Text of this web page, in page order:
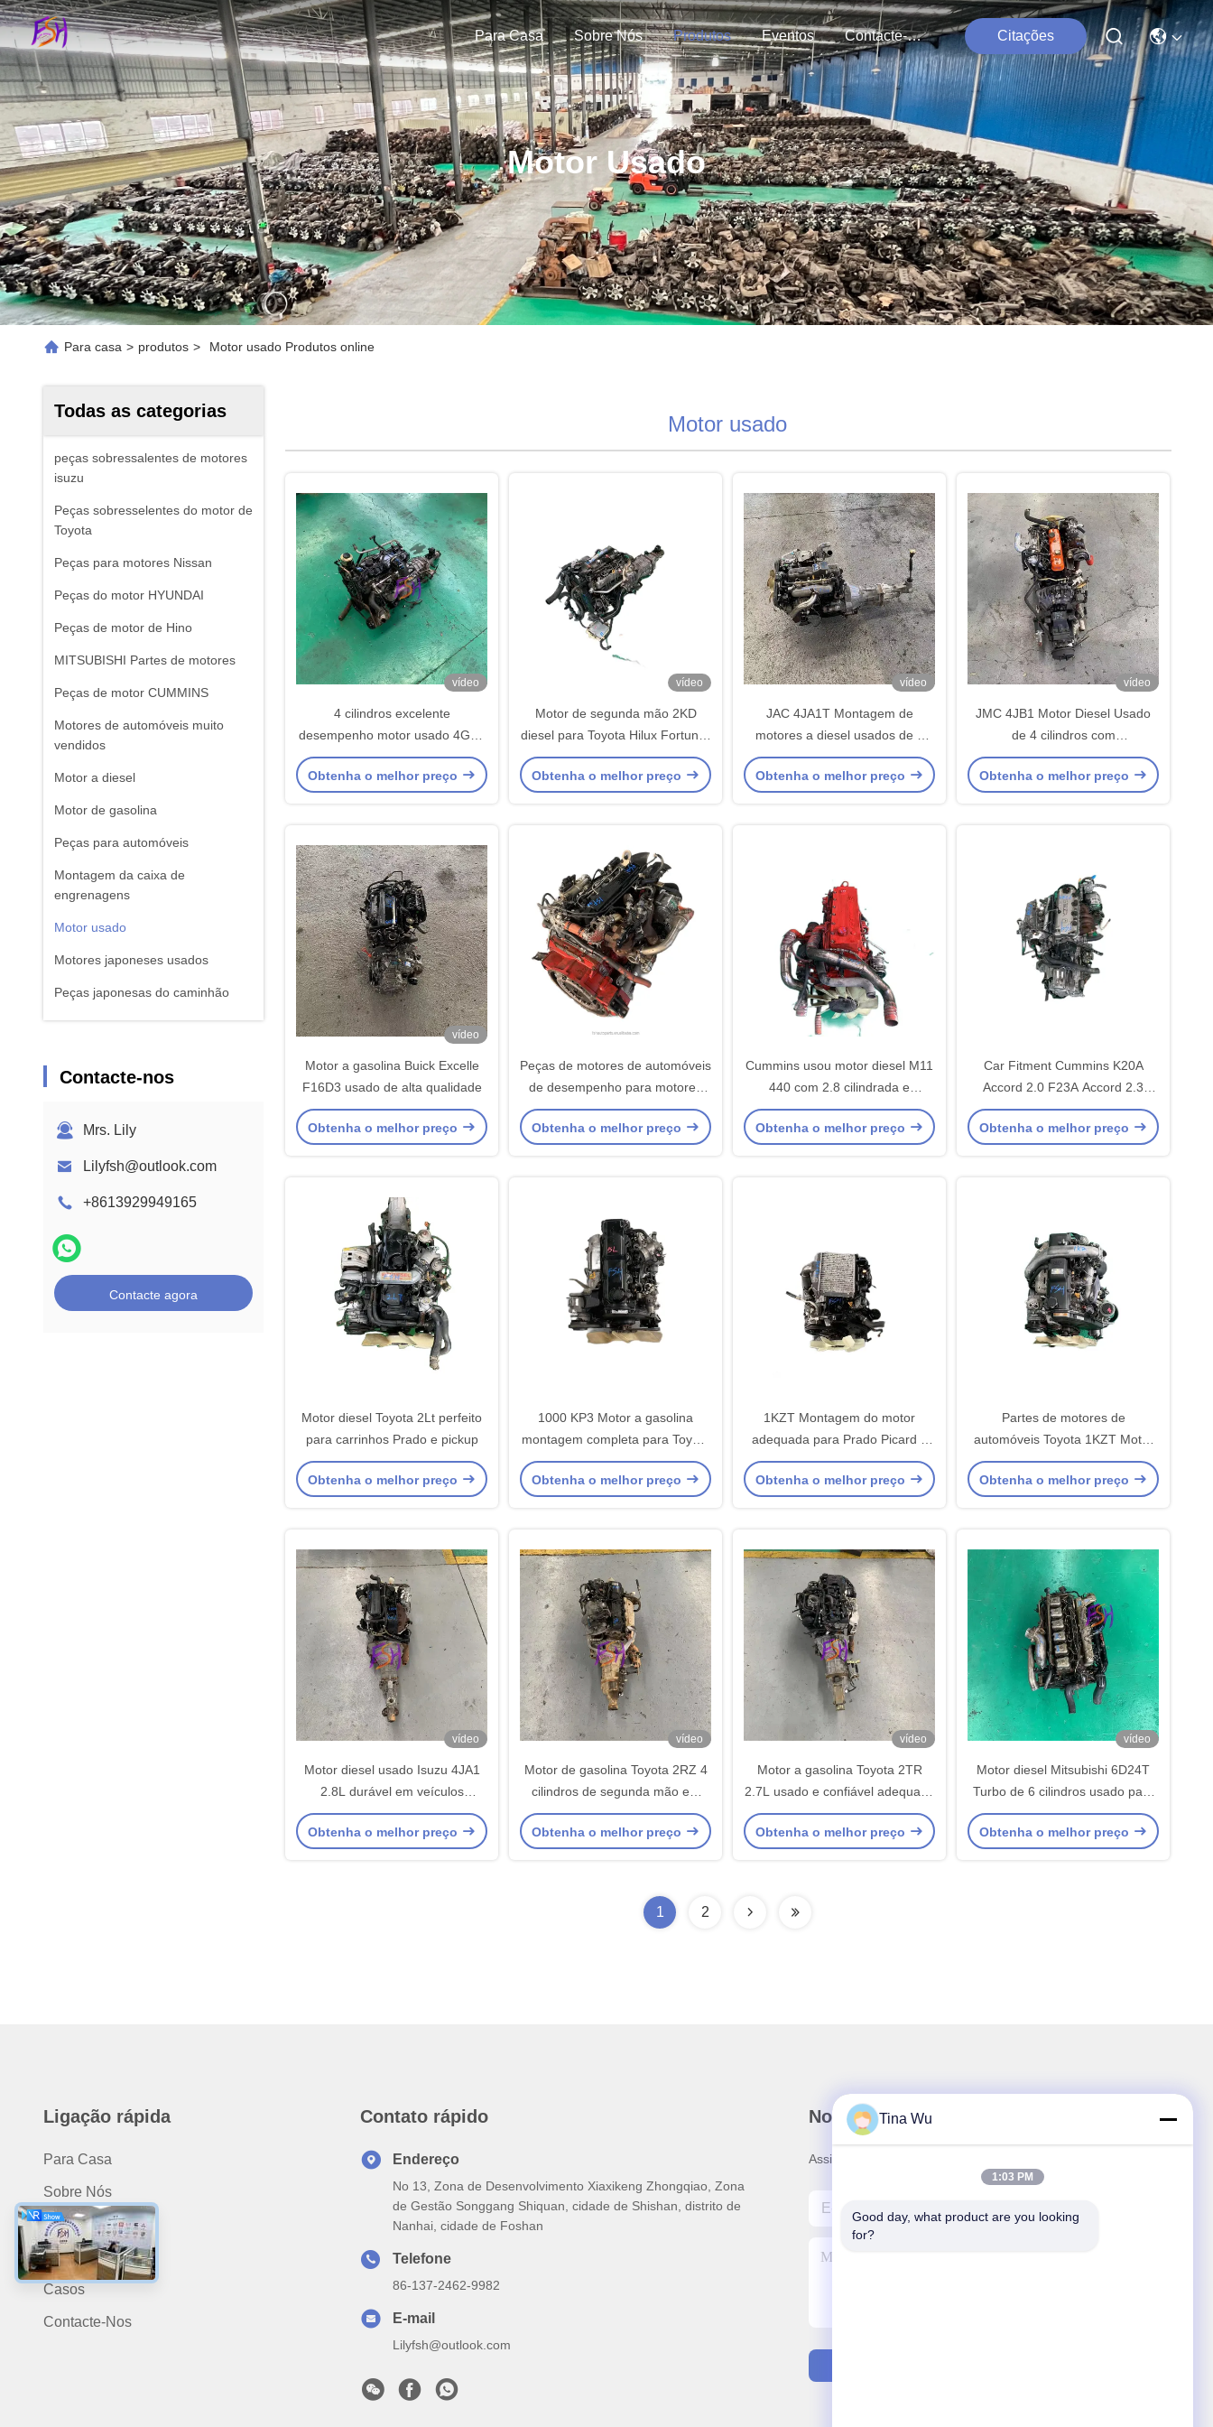
Para Casa Sobre Nós Produtos Eventos Contacte-Nos Citações
Motor Usado
Para casa > produtos > Motor usado Produtos online
Todas as categorias
peças sobressalentes de motores
isuzu
Peças sobresselentes do motor de
Toyota
Peças para motores Nissan
Peças do motor HYUNDAI
Peças de motor de Hino
MITSUBISHI Partes de motores
Peças de motor CUMMINS
Motores de automóveis muito
vendidos
Motor a diesel
Motor de gasolina
Peças para automóveis
Montagem da caixa de
engrenagens
Motor usado
Motores japoneses usados
Peças japonesas do caminhão
Partes de transmissão automática
do carro
Contacte-nos
Mrs. Lily
Lilyfsh@outlook.com
+8613929949165
Contacte agora
Motor usado
vídeo
4 cilindros excelente
desempenho motor usado 4G63
gasolina para Mitsu Bishi
Obtenha o melhor preço
vídeo
Motor de segunda mão 2KD
diesel para Toyota Hilux Fortuner
4 cilindros
Obtenha o melhor preço
vídeo
JAC 4JA1T Montagem de
motores a diesel usados de 4
cilindros para caminhões de
passageiros e veículos
Obtenha o melhor preço
vídeo
JMC 4JB1 Motor Diesel Usado
de 4 cilindros com
turbocompressor e eficiência de
combustível para veículos
Obtenha o melhor preço
vídeo
Motor a gasolina Buick Excelle
F16D3 usado de alta qualidade
Obtenha o melhor preço
Peças de motores de automóveis
de desempenho para motores
diesel da série ISX ISF3.8T Euro
4 da Cummins
Obtenha o melhor preço
Cummins usou motor diesel M11
440 com 2.8 cilindrada e
conexão de torque
Obtenha o melhor preço
Car Fitment Cummins K20A
Accord 2.0 F23A Accord 2.3
Motor de gasolina usado para o
seu carro
Obtenha o melhor preço
Motor diesel Toyota 2Lt perfeito
para carrinhos Prado e pickup
Obtenha o melhor preço
1000 KP3 Motor a gasolina
montagem completa para Toyota
5L-D-MAX Diesel
sobrecarregamento
Obtenha o melhor preço
1KZT Montagem do motor
adequada para Prado Picard e
Bully Deslocamento a confirmar
Obtenha o melhor preço
Partes de motores de
automóveis Toyota 1KZT Motor
Diesel
Obtenha o melhor preço
vídeo
Motor diesel usado Isuzu 4JA1
2.8L durável em veículos
comerciais
Obtenha o melhor preço
vídeo
Motor de gasolina Toyota 2RZ 4
cilindros de segunda mão em
Toyota Hiace
Obtenha o melhor preço
vídeo
Motor a gasolina Toyota 2TR
2.7L usado e confiável adequado
para veículos comerciais leves
Obtenha o melhor preço
vídeo
Motor diesel Mitsubishi 6D24T
Turbo de 6 cilindros usado para
veículos comerciais
Obtenha o melhor preço
1 2
Ligação rápida
Para Casa
Sobre Nós
Produtos
Notícias
Casos
Contacte-Nos
Contato rápido
Endereço
No 13, Zona de Desenvolvimento Xiaxikeng Zhongqiao, Zona
de Gestão Songgang Shiquan, cidade de Shishan, distrito de
Nanhai, cidade de Foshan
Telefone
86-137-2462-9982
E-mail
Lilyfsh@outlook.com
Nosso boletim informativo
Assine nossa newsletter para descontos e muito mais.
Tina Wu
1:03 PM
Good day, what product are you looking
for?